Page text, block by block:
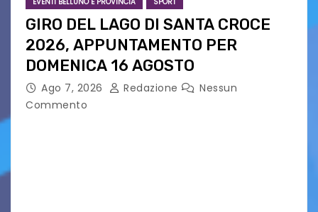
GIRO DEL LAGO DI SANTA CROCE
2026, APPUNTAMENTO PER
DOMENICA 16 AGOSTO
Ago 7, 2026 Redazione
Nessun
Commento